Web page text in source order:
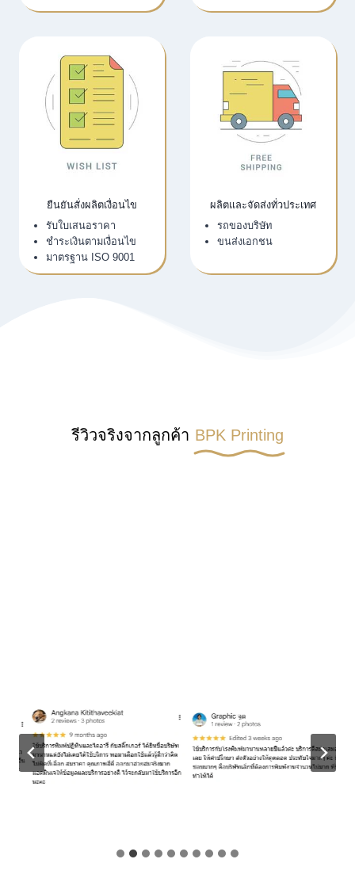
ยืนยันสั่งผลิตเงื่อนไข
รับใบเสนอราคา
ชำระเงินตามเงื่อนไข
มาตรฐาน ISO 9001
ผลิตและจัดส่งทั่วประเทศ
รถของบริษัท
ขนส่งเอกชน
รีวิวจริงจากลูกค้า BPK Printing